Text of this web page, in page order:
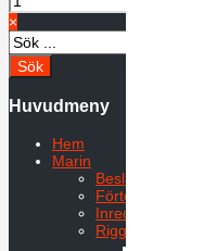
×
Huvudmeny
Hem
Marin
Beslag
Förtöjning
Inredning
Rigg & Däck